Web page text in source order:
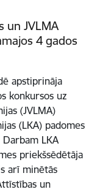
un JVLMA
4 gados
apstiprināja
konkursos uz
(JVLMA)
(LKA) padomes
LKA
priekšsēdētāja
arī minētās
un